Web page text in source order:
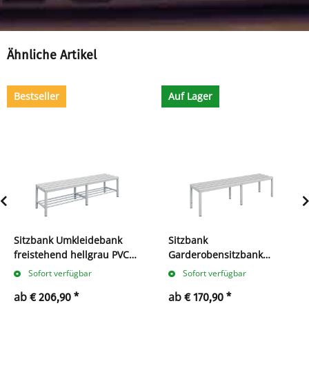
Ähnliche Artikel
Bestseller
Sitzbank Umkleidebank
freistehend hellgrau PVC
Gestell Stahl Lichtgrau
wählbar
Sofort verfügbar
ab € 206,90 *
Auf Lager
Sitzbank
Garderobensitzbank
Umkleidebank freistehend
3 Größen wählbar
Sofort verfügbar
ab € 170,90 *